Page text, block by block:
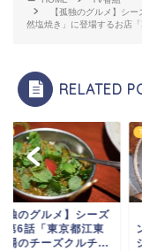
【孤独のグルメ】シ
然塩焼き」に登場するお店
RELATED
独のグルメ】シーズ
第6話「東京都江東
場のチーズクルチ...